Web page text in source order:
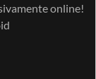
online!